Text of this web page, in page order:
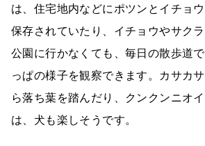
は、住宅地内などにポツンとイチョ
保存されていたり、イチョウやサクラ
公園に行かなくても、毎日の散歩道
っぱの様子を観察できます。カサカ
ら落ち葉を踏んだり、クンクンニオ
は、犬も楽しそうです。